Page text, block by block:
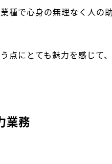
で心身の無理なく人の
にとても魅力を感じて
業務